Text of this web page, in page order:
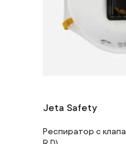
Jeta Safety
Респиратор с